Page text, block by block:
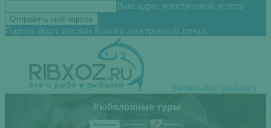
Ваш адрес электронной почты
Пароль будет выслан Вам по электронной почте.
Рыбхоз-про рыбалку